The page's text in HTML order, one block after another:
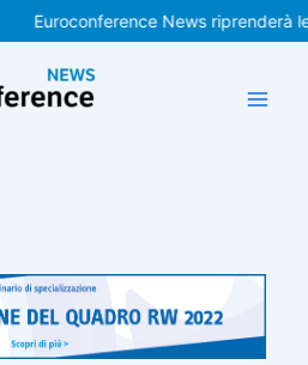
Euroconference News riprenderà le